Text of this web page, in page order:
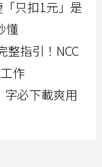
只扣1元」是
懂
整指引！NCC
作
字必下載爽用